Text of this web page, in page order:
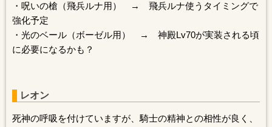
・呪いの槍（飛兵ルナ用） → 飛兵ルナ使うタイミングで
強化予定
・光のベール（ボーゼル用） → 神殿Lv70が実装される頃
に必要になるかも？
レオン
死神の呼吸を付けていますが、騎士の精神との相性が良く、